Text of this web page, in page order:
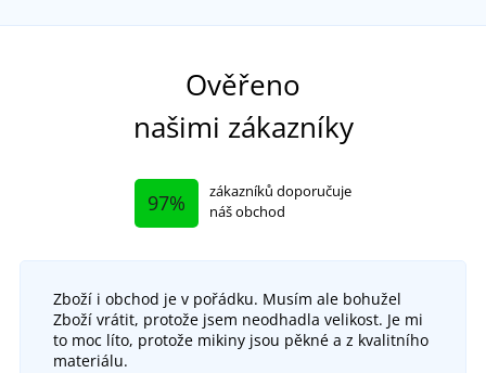
Ověřeno
našimi zákazníky
97%
zákazníků doporučuje
náš obchod
Zboží i obchod je v pořádku. Musím ale bohužel
Zboží vrátit, protože jsem neodhadla velikost. Je mi
to moc líto, protože mikiny jsou pěkné a z kvalitního
materiálu.